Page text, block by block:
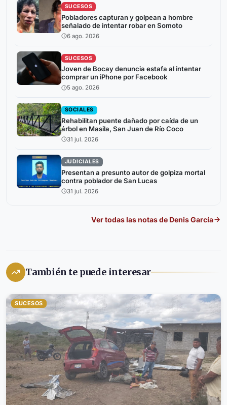
SUCESOS
Pobladores capturan y golpean a hombre
señalado de intentar robar en Somoto
6 ago. 2026
SUCESOS
Joven de Bocay denuncia estafa al intentar
comprar un iPhone por Facebook
5 ago. 2026
SOCIALES
Rehabilitan puente dañado por caída de un
árbol en Masila, San Juan de Río Coco
31 jul. 2026
JUDICIALES
Presentan a presunto autor de golpiza mortal
contra poblador de San Lucas
31 jul. 2026
Ver todas las notas de Denis García
También te puede interesar
SUCESOS